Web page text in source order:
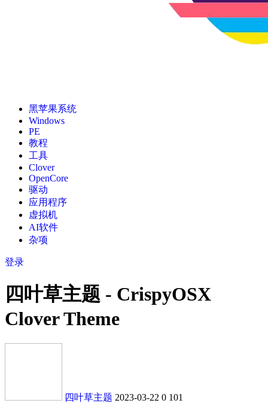
黑苹果系统
Windows
PE
教程
工具
Clover
OpenCore
驱动
应用程序
虚拟机
AI软件
杂项
登录
四叶草主题 - CrispyOSX
Clover Theme
四叶草主题 2023-03-22 0 101